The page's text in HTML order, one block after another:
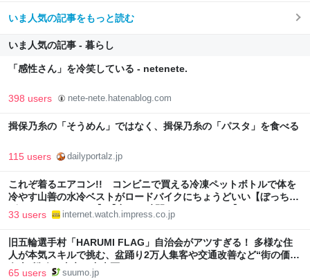
いま人気の記事をもっと読む
いま人気の記事 - 暮らし
「感性さん」を冷笑している - netenete.
398 users nete-nete.hatenablog.com
揖保乃糸の「そうめん」ではなく、揖保乃糸の「パスタ」を食べる
115 users dailyportalz.jp
これぞ着るエアコン!! コンビニで買える冷凍ペットボトルで体を
冷やす山善の水冷ベストがロードバイクにちょうどいい【ぼっち・
ざ・ろーど！その14】【空いた時間でなにしてる？】
33 users internet.watch.impress.co.jp
旧五輪選手村「HARUMI FLAG」自治会がアツすぎる！ 多様な住
人が本気スキルで挑む、盆踊り2万人集客や交通改善など“街の価値
向上”戦略 東京・中央区
65 users suumo.jp